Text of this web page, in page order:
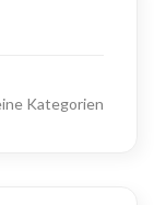
Kategorien